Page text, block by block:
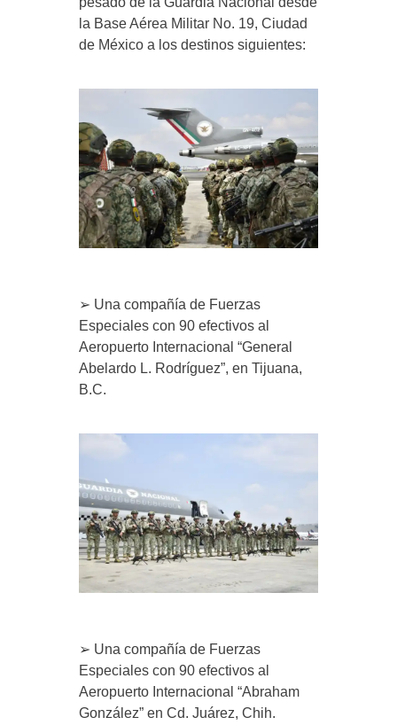
la Base Aérea Militar No. 19, Ciudad
de México a los destinos siguientes:
➢ Una compañía de Fuerzas
Especiales con 90 efectivos al
Aeropuerto Internacional “General
Abelardo L. Rodríguez”, en Tijuana,
B.C.
➢ Una compañía de Fuerzas
Especiales con 90 efectivos al
Aeropuerto Internacional “Abraham
González” en Cd. Juárez, Chih.